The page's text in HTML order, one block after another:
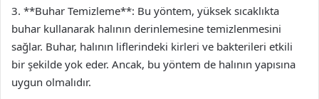
3. **Buhar Temizleme**: Bu yöntem, yüksek sıcaklıkta
buhar kullanarak halının derinlemesine temizlenmesini
sağlar. Buhar, halının liflerindeki kirleri ve bakterileri etkili
bir şekilde yok eder. Ancak, bu yöntem de halının yapısına
uygun olmalıdır.